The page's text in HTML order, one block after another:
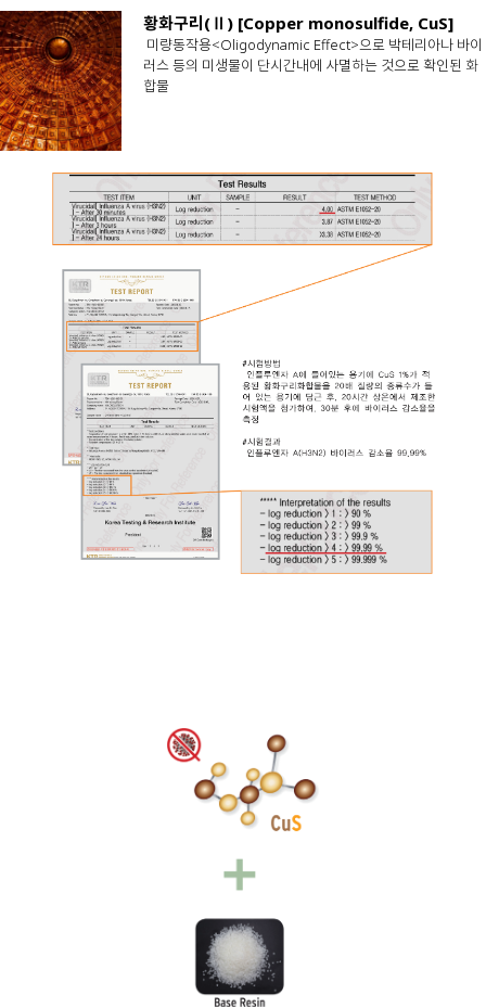
황화구리(Ⅱ) [Copper monosulfide, CuS]
미량동작용<Oligodynamic Effect>으로 박테리아나 바이
러스 등의 미생물이 단시간내에 사멸하는 것으로 확인된 화
합물